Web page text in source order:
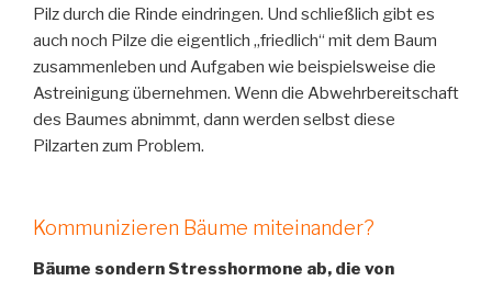
Pilz durch die Rinde eindringen. Und schließlich gibt es
auch noch Pilze die eigentlich „friedlich“ mit dem Baum
zusammenleben und Aufgaben wie beispielsweise die
Astreinigung übernehmen. Wenn die Abwehrbereitschaft
des Baumes abnimmt, dann werden selbst diese
Pilzarten zum Problem.
Kommunizieren Bäume miteinander?
Bäume sondern Stresshormone ab, die von